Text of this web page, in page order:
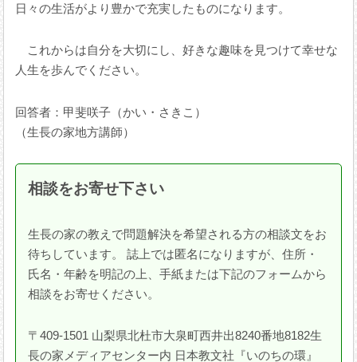
日々の生活がより豊かで充実したものになります。
これからは自分を大切にし、好きな趣味を見つけて幸せな
人生を歩んでください。
回答者：甲斐咲子（かい・さきこ）
（生長の家地方講師）
相談をお寄せ下さい
生長の家の教えで問題解決を希望される方の相談文をお
待ちしています。 誌上では匿名になりますが、住所・
氏名・年齢を明記の上、手紙または下記のフォームから
相談をお寄せください。
〒409-1501 山梨県北杜市大泉町西井出8240番地8182生
長の家メディアセンター内 日本教文社『いのちの環』